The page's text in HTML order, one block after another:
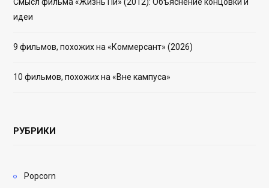
идеи
9 фильмов, похожих на «Коммерсант» (2026)
10 фильмов, похожих на «Вне кампуса»
РУБРИКИ
Popcorn